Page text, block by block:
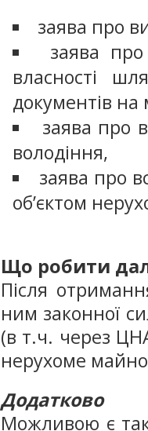
заява про
заява
власності
документів
заява про
володіння,
заява про
обʼєктом
Що робити
Після
ним законної
(в т.ч. через
нерухоме
Додатково
Можливою є